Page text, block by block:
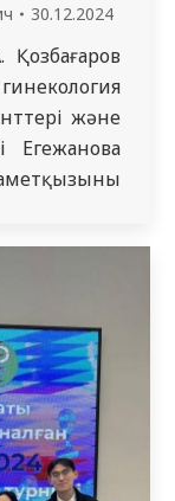
30.12.2024
және
Егежанова
оны
Іс-шараға
қатысты.
ескере